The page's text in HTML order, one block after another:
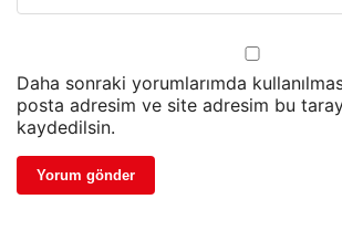
Daha sonraki yorumlarımda
posta adresim ve site adresim bu
kaydedilsin.